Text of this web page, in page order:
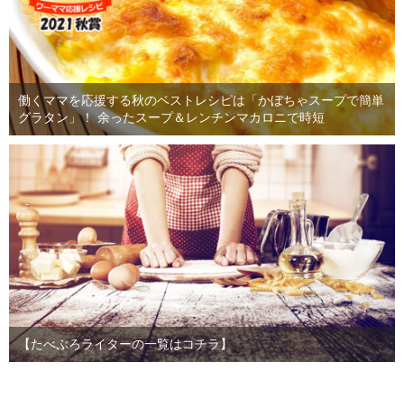
働くママを応援する秋のベストレシピは「かぼちゃスープで簡単
グラタン」！ 余ったスープ＆レンチンマカロニで時短
【たべぷろライターの一覧はコチラ】